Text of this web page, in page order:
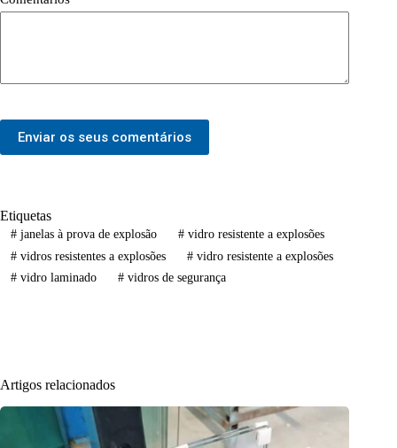
Enviar os seus comentários
Etiquetas
#janelas à prova de explosão #vidro resistente a explosões
#vidros resistentes a explosões #vidro resistente a explosões
#vidro laminado #vidros de segurança
Artigos relacionados